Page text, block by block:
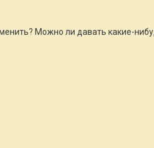
Можно ли давать какие-